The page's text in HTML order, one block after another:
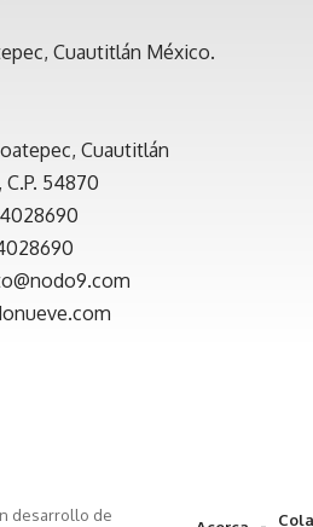
Cuautitlán México.
Cuautitlán
54870
desarrollo de